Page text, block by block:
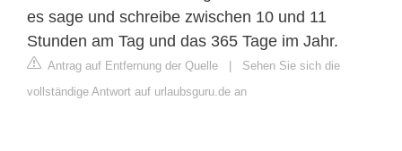
es sage und schreibe zwischen 10 und 11
Stunden am Tag und das 365 Tage im Jahr.
Antrag auf Entfernung der Quelle
Sehen Sie sich die
vollständige Antwort auf urlaubsguru.de an